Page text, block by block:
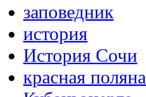
заповедник
история
История Сочи
красная поляна